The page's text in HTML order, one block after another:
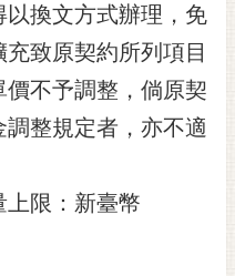
換文方式辦理，免
致原契約所列項目
不予調整，倘原契
整規定者，亦不適
限：新臺幣